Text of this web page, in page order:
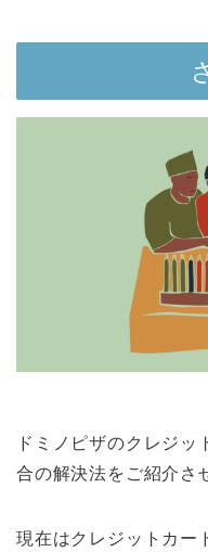
ドミノピザのクレジッ
合の解決法をご紹介さ
現在はクレジットカー